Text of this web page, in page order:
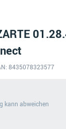
8435078323577
kann abweichen